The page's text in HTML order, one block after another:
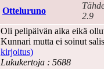
Otteluruno
2.9
Oli pelipäivän aika eikä
Kunnari mutta ei soinut
kirjoitus)
Lukukertoja : 5688